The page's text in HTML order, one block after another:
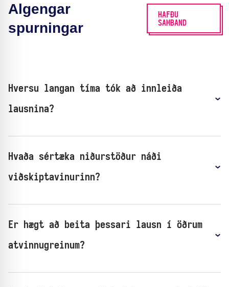
Algengar
spurningar
HAFÐU
SAMBAND
Hversu langan tíma tók að innleiða
lausnina?
Hvaða sértæka niðurstöður náði
viðskiptavinurinn?
Er hægt að beita þessari lausn í öðrum
atvinnugreinum?